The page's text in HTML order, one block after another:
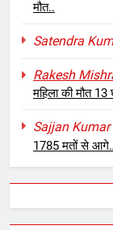
मौत..
Satendra
Rakesh
महिला की मौत 13
Sajjan Kumar
1785 मतों से